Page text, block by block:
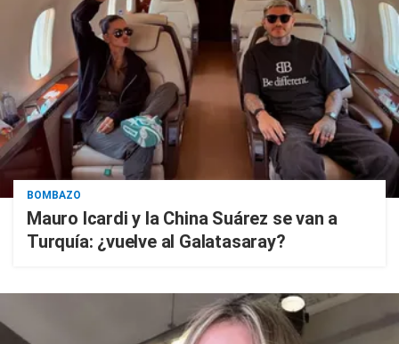
BOMBAZO
Mauro Icardi y la China Suárez se van a
Turquía: ¿vuelve al Galatasaray?